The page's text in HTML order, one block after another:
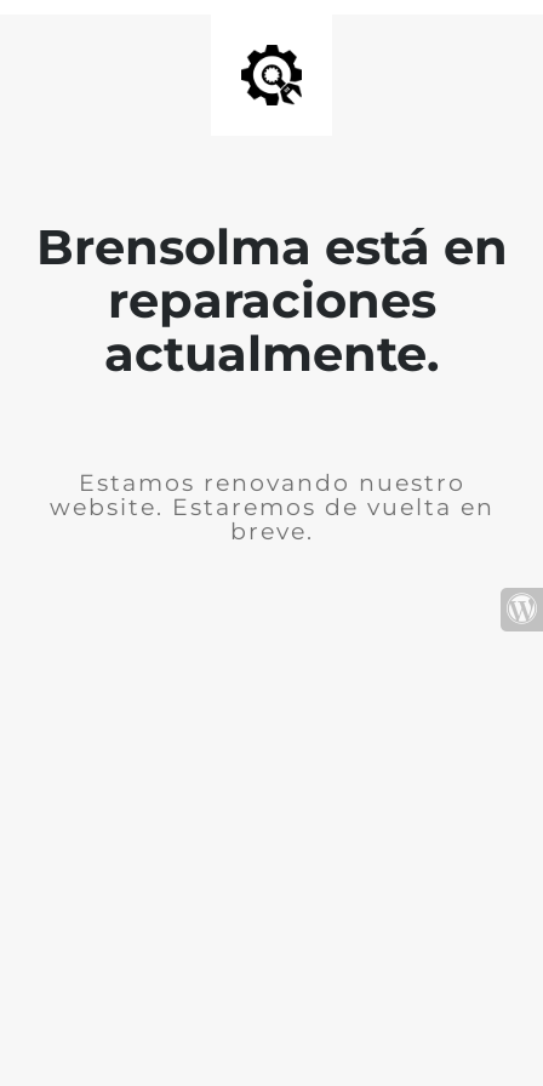
Brensolma está en
reparaciones
actualmente.
Estamos renovando nuestro
website. Estaremos de vuelta en
breve.